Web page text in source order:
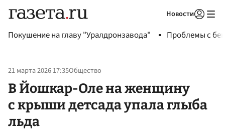
Новости
Покушение на главу "Уралдронзавода" Проблемы с
21 марта 2026 17:35Общество
В Йошкар-Оле на женщину
с крыши детсада упала глыба
льда